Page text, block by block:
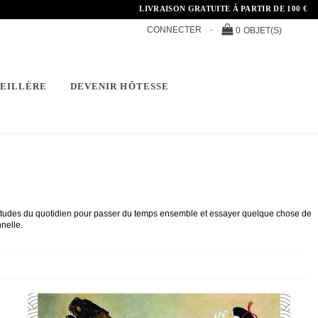
LIVRAISON GRATUITE À PARTIR DE 100 €
CONNECTER 0 OBJET(S)
DEVENIR HÔTESSE
du quotidien pour passer du temps ensemble et essayer quelque chose de